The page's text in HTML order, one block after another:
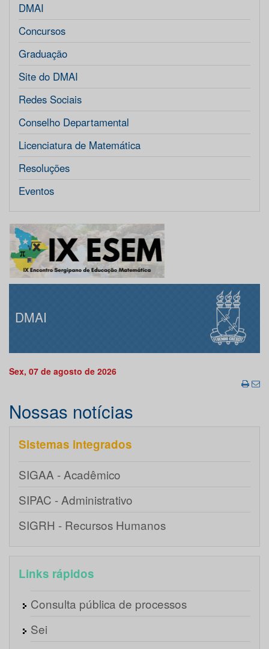
DMAI
Concursos
Graduação
Site do DMAI
Redes Sociais
Conselho Departamental
Licenciatura de Matemática
Resoluções
Eventos
DMAI
Sex, 07 de agosto de 2026
Nossas notícias
Sistemas integrados
SIGAA - Acadêmico
SIPAC - Administrativo
SIGRH - Recursos Humanos
Links rápidos
Consulta pública de processos
Sei